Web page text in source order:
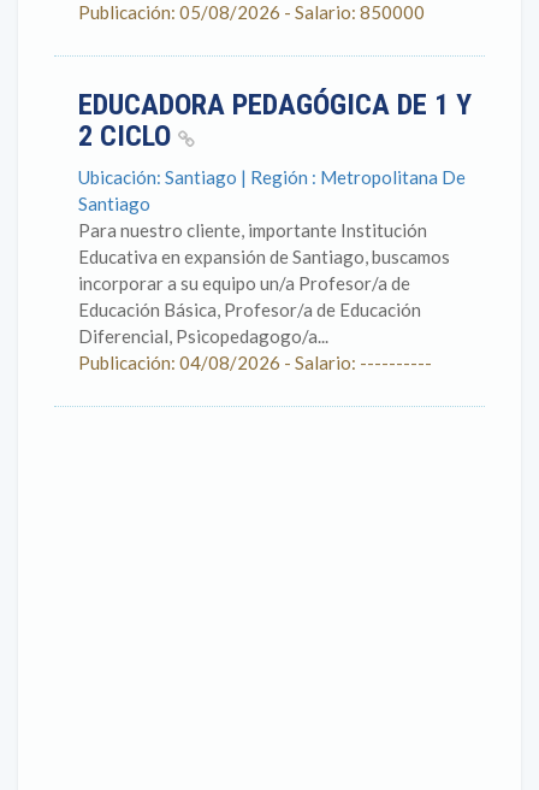
Publicación: 05/08/2026 - Salario: 850000
EDUCADORA PEDAGÓGICA DE 1 Y
2 CICLO
Ubicación: Santiago | Región : Metropolitana De
Santiago
Para nuestro cliente, importante Institución
Educativa en expansión de Santiago, buscamos
incorporar a su equipo un/a Profesor/a de
Educación Básica, Profesor/a de Educación
Diferencial, Psicopedagogo/a...
Publicación: 04/08/2026 - Salario: ----------